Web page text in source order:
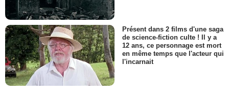
Présent dans 2 films d'une saga
de science-fiction culte ! Il y a
12 ans, ce personnage est mort
en même temps que l'acteur qui
l'incarnait